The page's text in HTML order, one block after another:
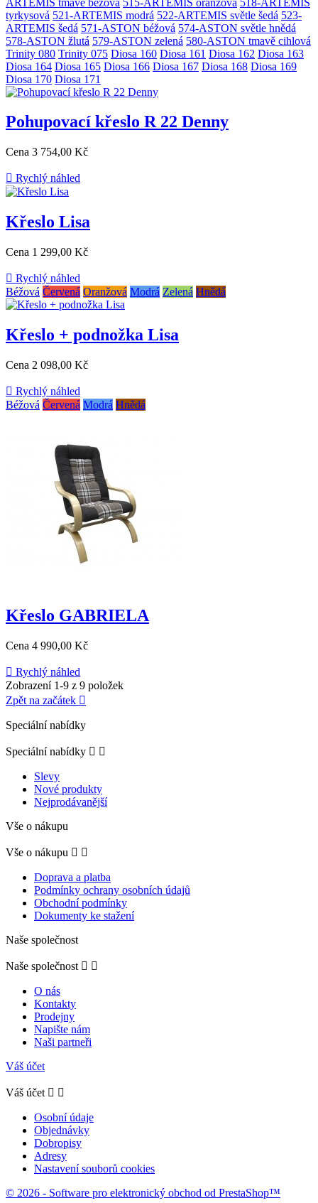
tyrkysová 521-ARTEMIS modrá 522-ARTEMIS světle šedá 523-
ARTEMIS šedá 571-ASTON béžová 574-ASTON světle hnědá
578-ASTON žlutá 579-ASTON zelená 580-ASTON tmavě cihlová
Trinity 080 Trinity 075 Diosa 160 Diosa 161 Diosa 162 Diosa 163
Diosa 164 Diosa 165 Diosa 166 Diosa 167 Diosa 168 Diosa 169
Diosa 170 Diosa 171
Pohupovací křeslo R 22 Denny
Cena 3 754,00 Kč
 Rychlý náhled
Křeslo Lisa
Cena 1 299,00 Kč
 Rychlý náhled
Béžová Červená Oranžová Modrá Zelená Hnědá
Křeslo + podnožka Lisa
Cena 2 098,00 Kč
 Rychlý náhled
Béžová Červená Modrá Hnědá
Křeslo GABRIELA
Cena 4 990,00 Kč
 Rychlý náhled
Zobrazení 1-9 z 9 položek
Zpět na začátek 
Speciální nabídky
Speciální nabídky  
Slevy
Nové produkty
Nejprodávanější
Vše o nákupu
Vše o nákupu  
Doprava a platba
Podmínky ochrany osobních údajů
Obchodní podmínky
Dokumenty ke stažení
Naše společnost
Naše společnost  
O nás
Kontakty
Prodejny
Napište nám
Naši partneři
Váš účet
Váš účet  
Osobní údaje
Objednávky
Dobropisy
Adresy
Nastavení souborů cookies
© 2026 - Software pro elektronický obchod od PrestaShop™